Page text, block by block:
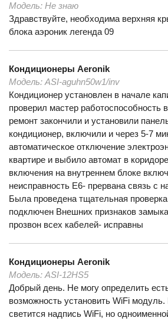
Модель: Не знаю
Здравствуйте, необходима верхняя
блока аэроник легенда 09
Кондиционеры Aeronik
Модель: ASI-aguhn50w1/inv
Кондиционер установлен в начале
проверил мастер работоспособность
ремонт закончили и установили
кондиционер, включили и через 5-7
автоматическое отключение
квартире и выбило автомат в
включения на внутреннем блоке
неисправность Е6- прервана связь с
Была проведена тщательная
подключен Внешних признаков
прозвон всех кабелей- исправны
Кондиционеры Aeronik
Модель: ASI-12HS5
Добрый день. Не могу определить
возможность установить WiFi
светится надпись WiFi, но